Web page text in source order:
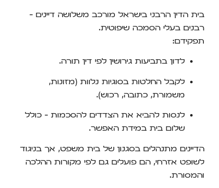
בית הדין הרבני בישראל מורכב משלושה דיינים –
רבנים בעלי הסמכה שיפוטית.
תפקידם:
לדון בתביעות גירושין לפי דין תורה.
לקבל החלטות בסוגיות נלוות (מזונות,
משמורת, כתובה, רכוש).
לנסות להביא את הצדדים להסכמות – כולל
שלום בית במידת האפשר.
הדיינים מתנהלים בסגנון של בית משפט, אך בניגוד
לשופט אזרחי, הם פועלים גם לפי מקורות ההלכה
והמסורת.